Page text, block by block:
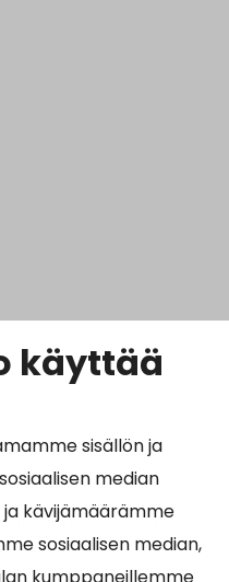
käyttää
sisällön ja
median
kävijämäärämme
sosiaalisen median,
ja